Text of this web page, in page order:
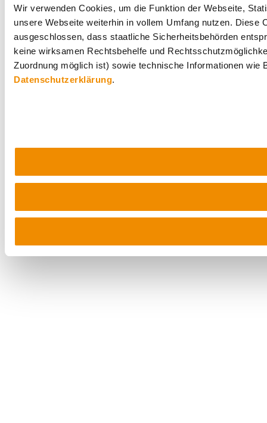
Wir verwenden Cookies, um die Funktion der Webseite,
unsere Webseite weiterhin in vollem Umfang nutzen.
ausgeschlossen, dass staatliche Sicherheitsbehörden
keine wirksamen Rechtsbehelfe und
Zuordnung möglich ist) sowie technische Informationen
Datenschutzerklärung.